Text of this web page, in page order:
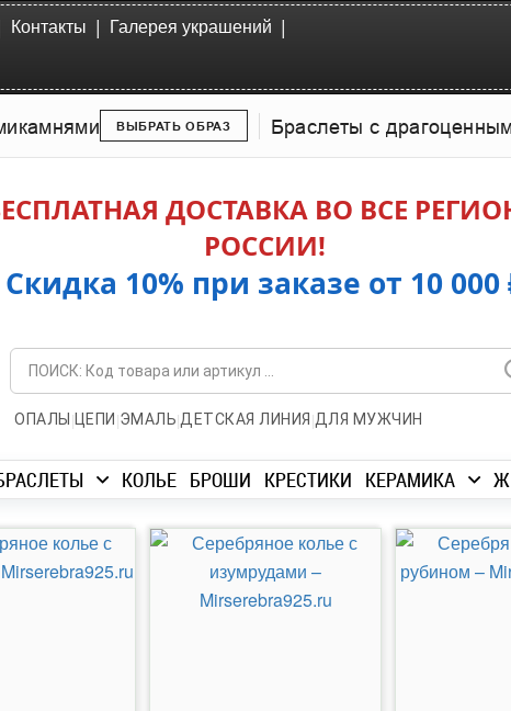
Контакты | Галерея украшений |
камнями ВЫБРАТЬ ОБРАЗ Браслеты с
ДОСТАВКА ВО ВСЕ
РОССИИ!
Скидка 10% при заказе от 10 000
ОПАЛЫ | ЦЕПИ |ЭМАЛЬ|ДЕТСКАЯ ЛИНИЯ |ДЛЯ МУЖЧИН
КОЛЬЕ БРОШИ КРЕСТИКИ КЕРАМИКА